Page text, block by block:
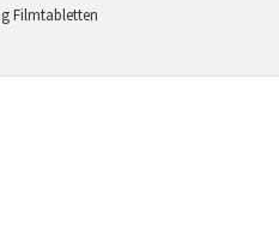
Filmtabletten